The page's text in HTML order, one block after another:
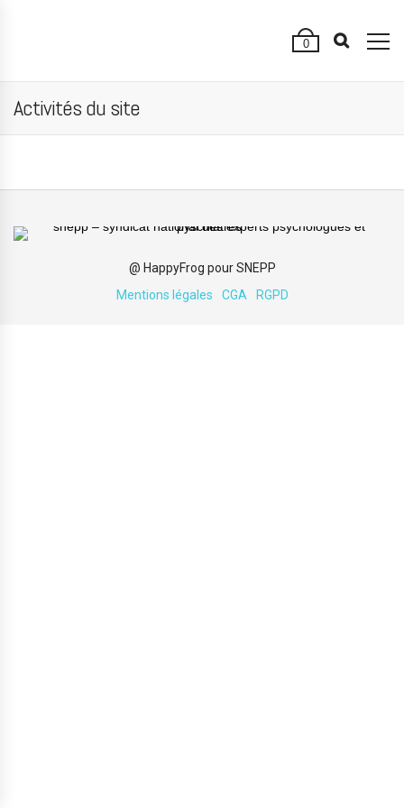
0
Activités du site
@ HappyFrog pour SNEPP
Mentions légales
CGA RGPD